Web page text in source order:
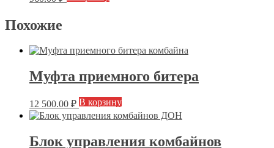
Похожие
Муфта приемного битера
12 500.00 ₽ В корзину
Блок управления комбайнов